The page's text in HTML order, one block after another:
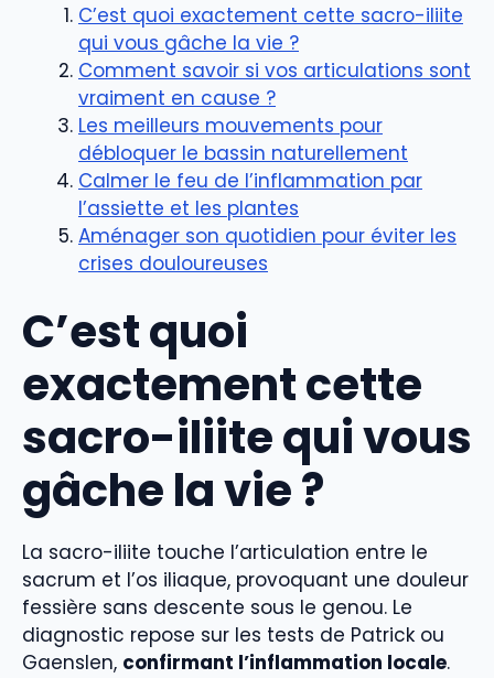
C’est quoi exactement cette sacro-iliite
qui vous gâche la vie ?
Comment savoir si vos articulations sont
vraiment en cause ?
Les meilleurs mouvements pour
débloquer le bassin naturellement
Calmer le feu de l’inflammation par
l’assiette et les plantes
Aménager son quotidien pour éviter les
crises douloureuses
C’est quoi
exactement cette
sacro-iliite qui vous
gâche la vie ?
La sacro-iliite touche l’articulation entre le
sacrum et l’os iliaque, provoquant une douleur
fessière sans descente sous le genou. Le
diagnostic repose sur les tests de Patrick ou
Gaenslen, confirmant l’inflammation locale.